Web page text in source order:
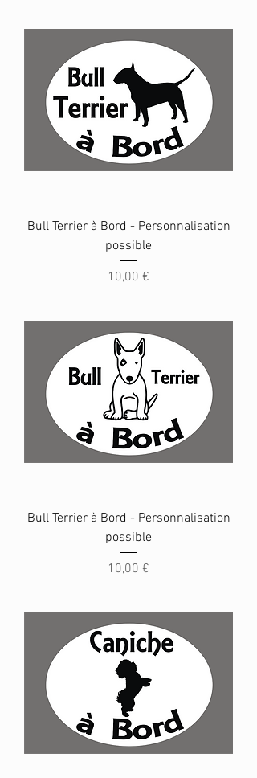
Bull Terrier à Bord - Personnalisation
possible
Prix
10,00 €
Bull Terrier à Bord - Personnalisation
possible
Prix
10,00 €